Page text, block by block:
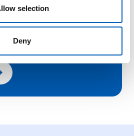
selection
Deny
i arbeidslivet,
og anstendige
alle.